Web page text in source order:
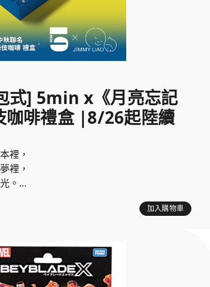
式] 5min x《月亮忘記
咖啡禮盒 |8/26起陸續
裡，
裡，
。
香，
起陸續出貨。
加入購物車